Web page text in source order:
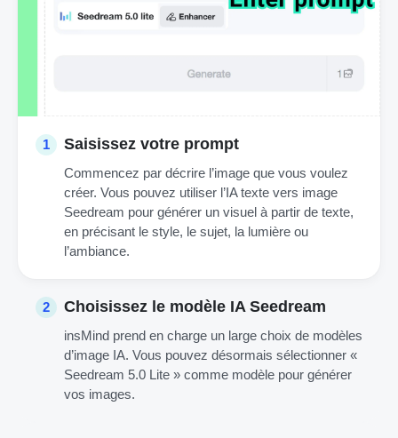
1 Saisissez votre prompt
Commencez par décrire l’image que vous voulez
créer. Vous pouvez utiliser l’IA texte vers image
Seedream pour générer un visuel à partir de texte,
en précisant le style, le sujet, la lumière ou
l’ambiance.
2 Choisissez le modèle IA Seedream
insMind prend en charge un large choix de modèles
d’image IA. Vous pouvez désormais sélectionner «
Seedream 5.0 Lite » comme modèle pour générer
vos images.